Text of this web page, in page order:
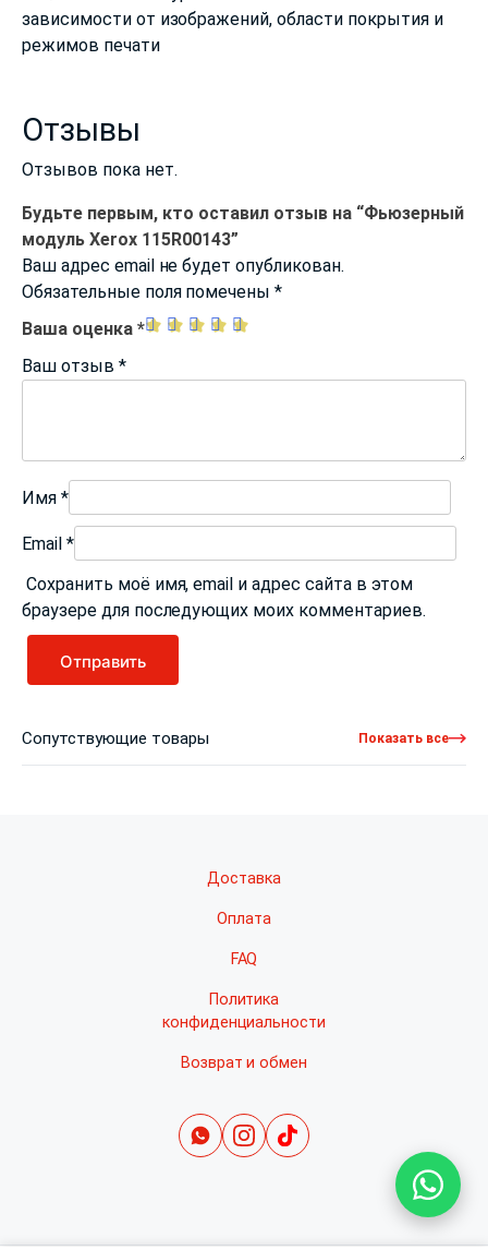
зависимости от изображений, области покрытия и
режимов печати
Отзывы
Отзывов пока нет.
Будьте первым, кто оставил отзыв на “Фьюзерный
модуль Xerox 115R00143”
Ваш адрес email не будет опубликован.
Обязательные поля помечены*
Ваша оценка *
Ваш отзыв *
Имя *
Email *
Сохранить моё имя, email и адрес сайта в этом
браузере для последующих моих комментариев.
Сопутствующие товары Показать все
Доставка
Оплата
FAQ
Политика
конфиденциальности
Возврат и обмен